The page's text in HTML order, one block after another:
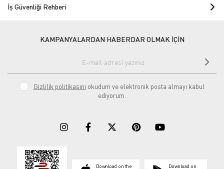
İş Güvenliği Rehberi
KAMPANYALARDAN HABERDAR OLMAK İÇİN
Gizlilik politikasını okudum ve elektronik posta almayı kabul
ediyorum.
Download on the Download on